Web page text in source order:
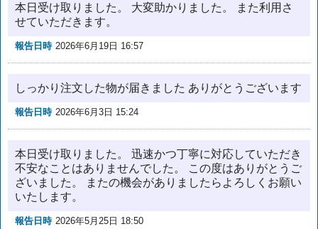
本日受け取りました。 大変助かりました。 また利用さ
せていただきます。
報告日時 2026年6月19日 16:57
しっかり注文した物が届きました ありがとうございます
報告日時 2026年6月3日 15:24
本日受け取りました。 迅速かつ丁寧に対応していただき
不安なことはありませんでした。 この度はありがとうご
ざいました。 またの機会がありましたらよろしくお願い
いたします。
報告日時 2026年5月25日 18:50